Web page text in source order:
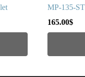
MP-135-
165.00$